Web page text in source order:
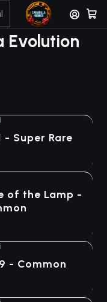
por Whatsapp
Evolution
- Super Rare
of the Lamp -
- Common